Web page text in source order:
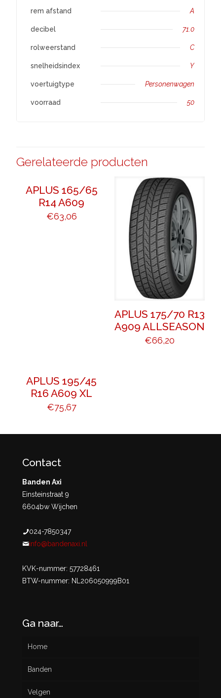
rem afstand A
decibel 71.0
rolweerstand C
snelheidsindex Y
voertuigtype Personenwagen
voorraad 50
Gerelateerde producten
APLUS 165/65
R14 A609
€63,06
APLUS 175/70 R13
A909 ALLSEASON
€66,20
APLUS 195/45
R16 A609 XL
€75,67
Contact
Banden Axi
Einsteinstraat 9
6604bw Wijchen
024-7850347
info@bandenaxi.nl
KVK-nummer: 57728461
BTW-nummer: NL206050999B01
Ga naar…
Home
Banden
Nieuw
Velgen